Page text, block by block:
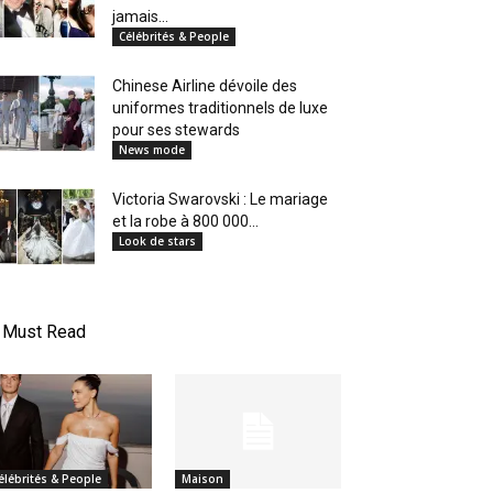
jamais...
Célébrités & People
Chinese Airline dévoile des
uniformes traditionnels de luxe
pour ses stewards
News mode
Victoria Swarovski : Le mariage
et la robe à 800 000...
Look de stars
Must Read
& People Maison